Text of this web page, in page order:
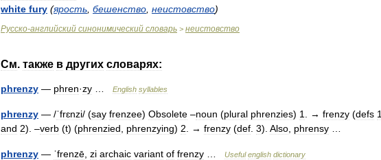
white fury (ярость бешенство неистовство)
Русско-английский синонимический словарь > неистовство
См. также в других словарях:
phrenzy — phren·zy English syllables
phrenzy — /ˈfrɛnzi/ (say frenzee) Obsolete –noun (plural phrenzies) 1 . → frenzy (defs 1
and 2). –verb (t) (phrenzied phrenzying) 2 . → frenzy (def 3). Also phrensy
phrenzy — ˈfrenzē zi archaic variant of frenzy Useful english dictionary